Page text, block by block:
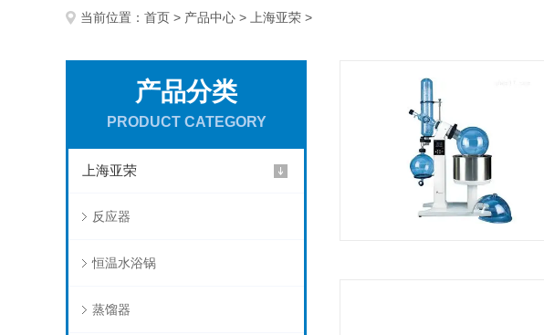
当前位置： 首页 > 产品中心 > 上海亚荣 >
产品分类
PRODUCT CATEGORY
上海亚荣
反应器
恒温水浴锅
蒸馏器